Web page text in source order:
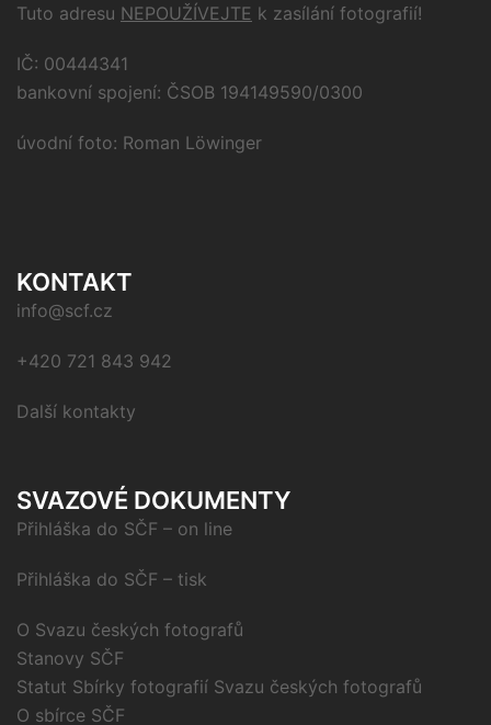
Tuto adresu NEPOUŽÍVEJTE k zasílání fotografií!
IČ: 00444341
bankovní spojení: ČSOB 194149590/0300
úvodní foto: Roman Löwinger
KONTAKT
info@scf.cz
+420 721 843 942
Další kontakty
SVAZOVÉ DOKUMENTY
Přihláška do SČF – on line
Přihláška do SČF – tisk
O Svazu českých fotografů
Stanovy SČF
Statut Sbírky fotografií Svazu českých fotografů
O sbírce SČF